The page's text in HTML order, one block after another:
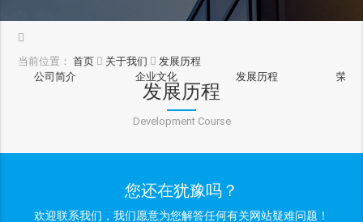
当前位置： 首页 关于我们
发展历程
公司简介
企业文化 发展历程 荣誉
发展历程
Development Course
您还在犹豫吗？
欢迎联系我们，我们愿意为您解答任何有关网站疑难问题！